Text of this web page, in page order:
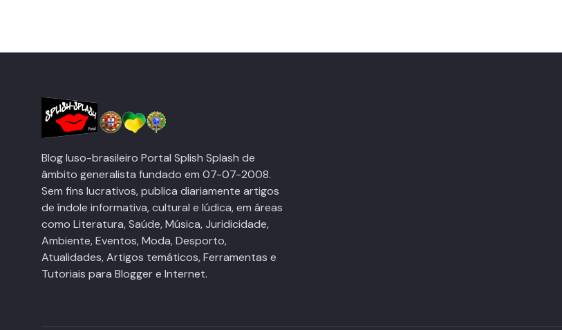
Blog luso-brasileiro Portal Splish Splash de
âmbito generalista fundado em 07-07-2008.
Sem fins lucrativos, publica diariamente artigos
de índole informativa, cultural e lúdica, em áreas
como Literatura, Saúde, Música, Juridicidade,
Ambiente, Eventos, Moda, Desporto,
Atualidades, Artigos temáticos, Ferramentas e
Tutoriais para Blogger e Internet.